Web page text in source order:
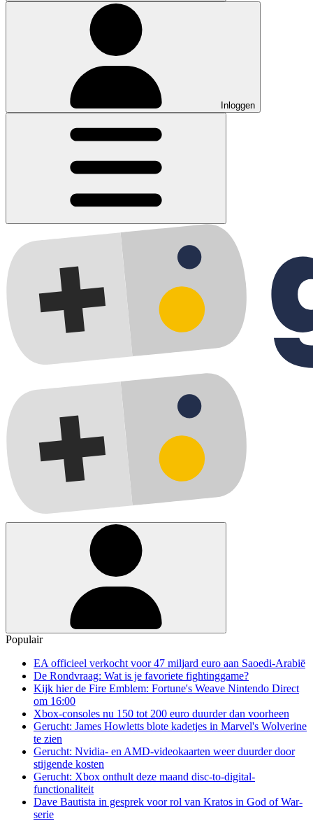
Inloggen
Populair
EA officieel verkocht voor 47 miljard euro aan Saoedi-Arabië
De Rondvraag: Wat is je favoriete fightinggame?
Kijk hier de Fire Emblem: Fortune's Weave Nintendo Direct
om 16:00
Xbox-consoles nu 150 tot 200 euro duurder dan voorheen
Gerucht: James Howletts blote kadetjes in Marvel's Wolverine
te zien
Gerucht: Nvidia- en AMD-videokaarten weer duurder door
stijgende kosten
Gerucht: Xbox onthult deze maand disc-to-digital-
functionaliteit
Dave Bautista in gesprek voor rol van Kratos in God of War-
serie